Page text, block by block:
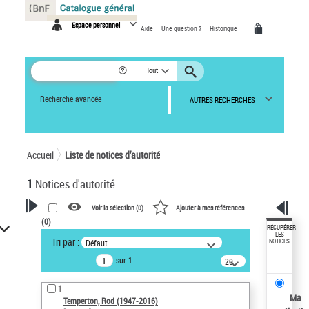
Espace personnel Aide Une question ? Historique
Tout
Recherche avancée AUTRES RECHERCHES
Accueil Liste de notices d’autorité
1 Notices d'autorité
VOTRE RECHERCHE
Recherche avancée dans les
notices d’autorité
Œuvres liées à l'auteur :
Temperton, Rod (1947-2016)
Voir la sélection (0) Ajouter à mes références
(0)
Tri par : Défaut
sur 1
20
résultats/page
1
Temperton, Rod (1947-2016)
RÉCUPÉRER
LES
NOTICES
Ma
Panneau de gestion des cookies